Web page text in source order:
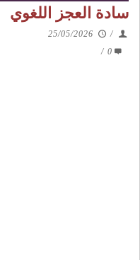
سادة العجز اللغوي
/
25/05/2026
0
/